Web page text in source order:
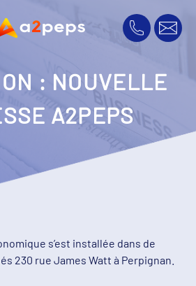
: NOUVELLE
A2PEPS
s’est installée dans de
230 rue James Watt à Perpignan.